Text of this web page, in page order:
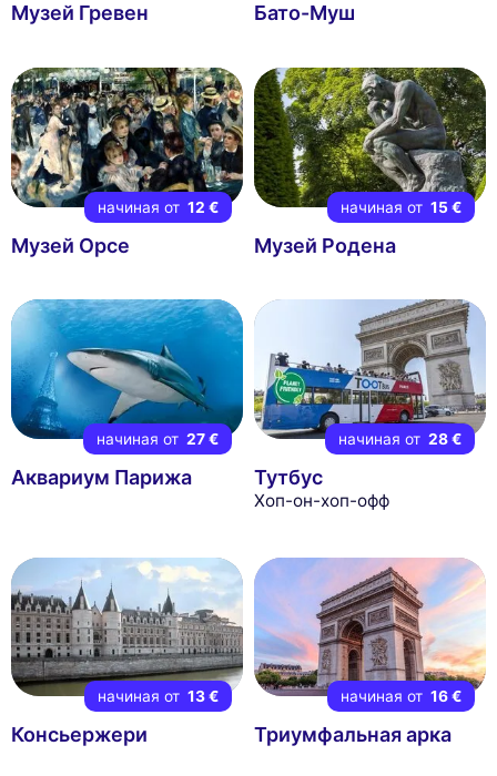
Музей Гревен Бато-Муш
начиная от 12 €
Музей Орсе
начиная от 15 €
Музей Родена
начиная от 27 €
Аквариум Парижа
начиная от 28 €
Тутбус
Хоп-он-хоп-офф
начиная от 13 €
Консьержери
начиная от 16 €
Триумфальная арка